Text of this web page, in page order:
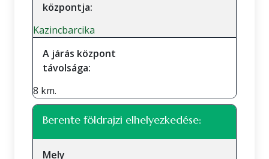
központja:
Kazincbarcika
A járás központ
távolsága:
8 km.
Berente földrajzi elhelyezkedése:
Mely